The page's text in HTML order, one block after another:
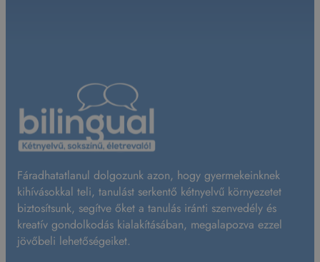
Fáradhatatlanul dolgozunk azon, hogy gyermekeinknek
kihívásokkal teli, tanulást serkentő kétnyelvű környezetet
biztosítsunk, segítve őket a tanulás iránti szenvedély és
kreatív gondolkodás kialakításában, megalapozva ezzel
jövőbeli lehetőségeiket.